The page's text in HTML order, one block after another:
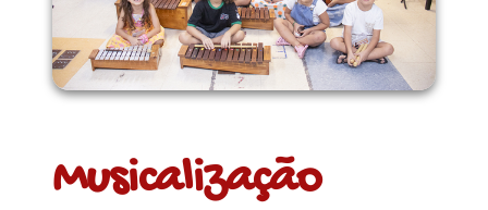
Musicalização